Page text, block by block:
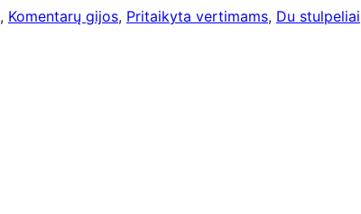
, Komentarų gijos, Pritaikyta vertimams, Du stulpeliai